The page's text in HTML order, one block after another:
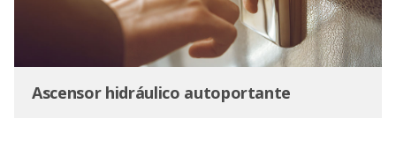
Ascensor hidráulico autoportante